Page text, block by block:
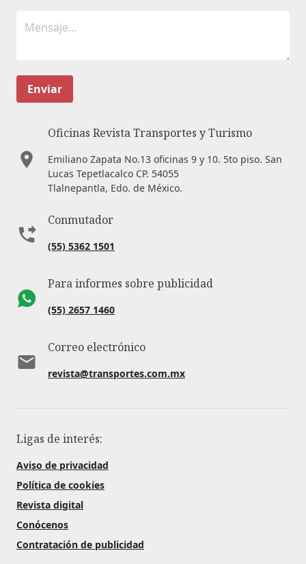
Enviar
Oficinas Revista Transportes y Turismo
Emiliano Zapata No.13 oficinas 9 y 10. 5to piso. San
Lucas Tepetlacalco CP. 54055
Tlalnepantla, Edo. de México.
Conmutador
(55) 5362 1501
Para informes sobre publicidad
(55) 2657 1460
Correo electrónico
revista@transportes.com.mx
Ligas de interés:
Aviso de privacidad
Política de cookies
Revista digital
Conócenos
Contratación de publicidad